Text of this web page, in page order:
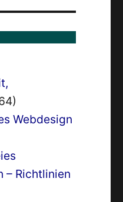
Webdesign
– Richtlinien